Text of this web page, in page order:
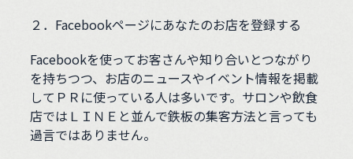
２．Facebookページにあなたのお店を登録する
Facebookを使ってお客さんや知り合いとつながり
を持ちつつ、お店のニュースやイベント情報を掲載
してＰＲに使っている人は多いです。サロンや飲食
店ではＬＩＮＥと並んで鉄板の集客方法と言っても
過言ではありません。